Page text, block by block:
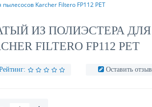
Karcher Filtero FP112 PET
ИЗ ПОЛИЭСТЕРА ДЛЯ
FILTERO FP112 PET
Оставить отзыв